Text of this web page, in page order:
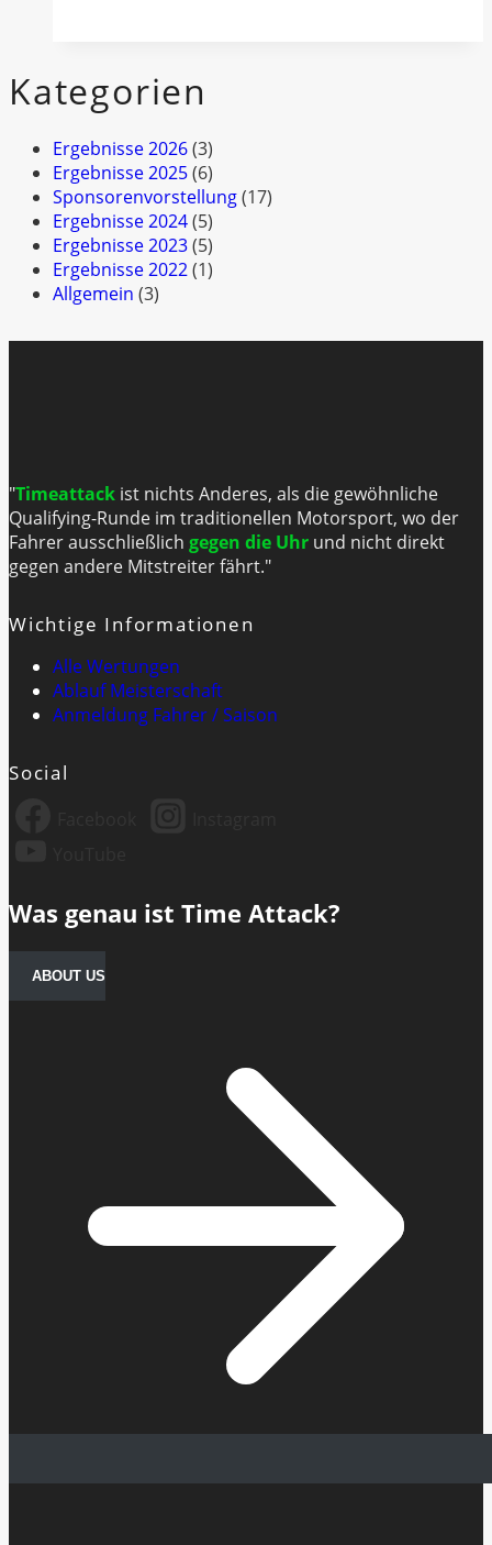
Kategorien
Ergebnisse 2026(3)
Ergebnisse 2025(6)
Sponsorenvorstellung(17)
Ergebnisse 2024(5)
Ergebnisse 2023(5)
Ergebnisse 2022(1)
Allgemein (3)
"Timeattack ist nichts Anderes, als die gewöhnliche
Qualifying-Runde im traditionellen Motorsport, wo der
Fahrer ausschließlich gegen die Uhr und nicht direkt
gegen andere Mitstreiter fährt."
Wichtige Informationen
Alle Wertungen
Ablauf Meisterschaft
Anmeldung Fahrer / Saison
Social
Was genau ist Time Attack?
ABOUT US